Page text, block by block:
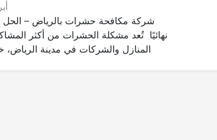
شركة مكافحة حشرات بالرياض – الحل
نهائيًا تُعد مشكلة الحشرات من أكثر
المنازل والشركات في مدينة